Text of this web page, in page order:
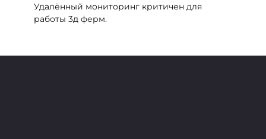
Удалённый мониторинг критичен для
работы 3д ферм.